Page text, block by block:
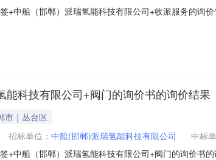
+中船（邯郸）派瑞氢能科技有限公司+收派服务的询
数量中标数量成交单价到货日期交货地点1邯郸市喆
能科技有限公司+阀门的询价书的询价结果
市｜丛台区
招标单位： 中船(邯郸)派瑞氢能科技有限公司 中标
+中船（邯郸）派瑞氢能科技有限公司+阀门的询价书